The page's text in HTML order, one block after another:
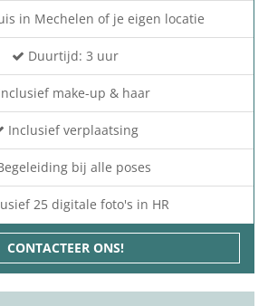
in Mechelen of je eigen locatie
Duurtijd: 3 uur
make-up & haar
Inclusief verplaatsing
bij alle poses
25 digitale foto's in HR
CONTACTEER ONS!